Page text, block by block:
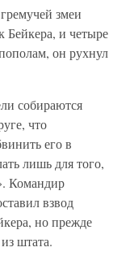
змеи
Бейкера, и четыре
он рухнул
собираются
что
его в
лишь для того,
Командир
взвод
но прежде
штата.